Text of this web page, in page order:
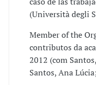
(Università degli
Member of the
contributos da
2012 (com
Santos, Ana